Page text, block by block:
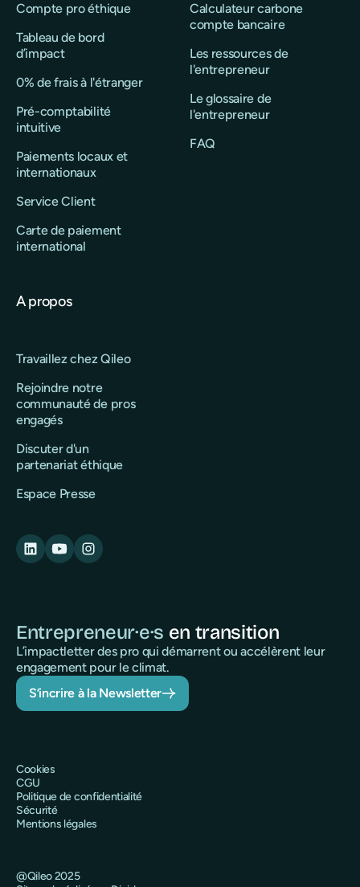
Compte pro éthique
Tableau de bord
d’impact
0% de frais à l'étranger
Pré-comptabilité
intuitive
Paiements locaux et
internationaux
Service Client
Carte de paiement
international
Calculateur carbone
compte bancaire
Les ressources de
l'entrepreneur
Le glossaire de
l'entrepreneur
FAQ
A propos
Travaillez chez Qileo
Rejoindre notre
communauté de pros
engagés
Discuter d'un
partenariat éthique
Espace Presse
Entrepreneur·e·s en transition
L’impactletter des pro qui démarrent ou accélèrent leur
engagement pour le climat.
S’incrire à la Newsletter
@Qileo 2025
Cookies
CGU
Politique de confidentialité
Sécurité
Mentions légales